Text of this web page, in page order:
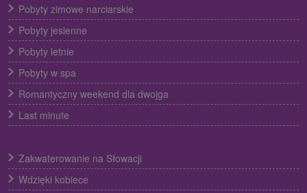
Pobyty zimowe narciarskie
Pobyty jesienne
Pobyty letnie
Pobyty w spa
Romantyczny weekend dla dwojga
Last minute
Zakwaterowanie na Słowacji
Wdzięki kobiece